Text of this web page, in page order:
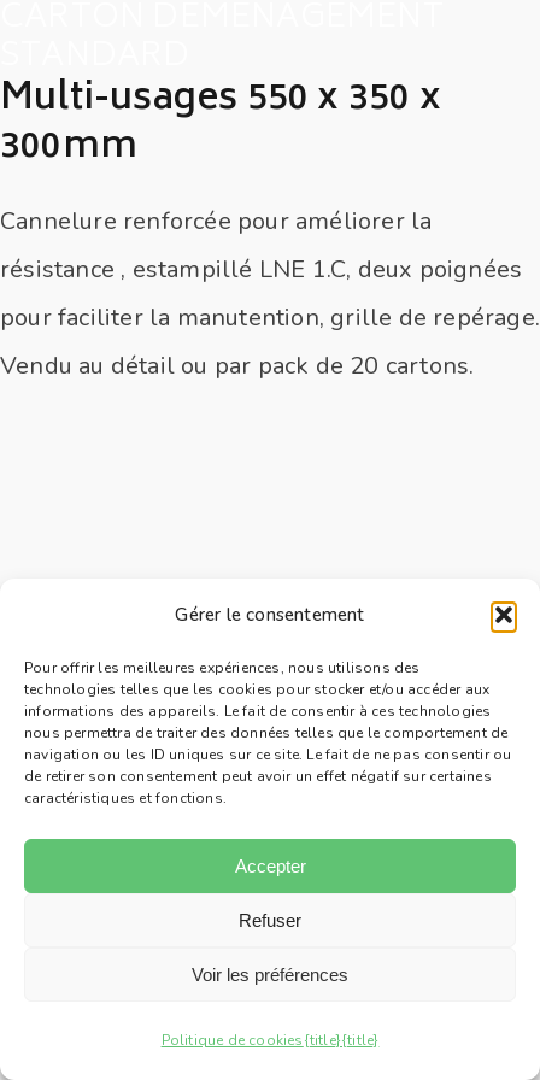
Gérer le consentement
Pour offrir les meilleures expériences, nous utilisons des
technologies telles que les cookies pour stocker et/ou accéder aux
informations des appareils. Le fait de consentir à ces technologies
nous permettra de traiter des données telles que le comportement de
navigation ou les ID uniques sur ce site. Le fait de ne pas consentir ou
de retirer son consentement peut avoir un effet négatif sur certaines
caractéristiques et fonctions.
Accepter
Refuser
Voir les préférences
Politique de cookies{title}{title}
Multi-usages 550 x 350 x
300mm
Cannelure renforcée pour améliorer la
résistance , estampillé LNE 1.C, deux poignées
pour faciliter la manutention, grille de repérage.
Vendu au détail ou par pack de 20 cartons.